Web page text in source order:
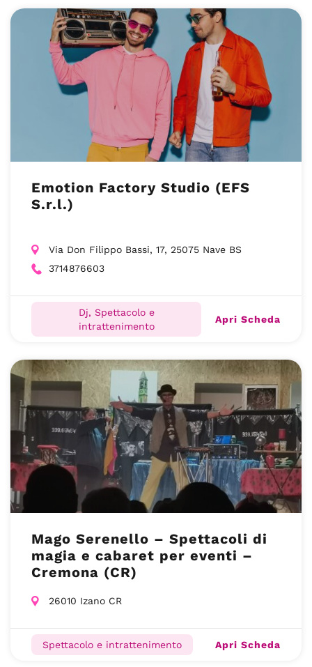
Emotion Factory Studio (EFS
S.r.l.)
Via Don Filippo Bassi, 17, 25075 Nave BS
3714876603
Dj, Spettacolo e
intrattenimento
Apri Scheda
Mago Serenello – Spettacoli di
magia e cabaret per eventi –
Cremona (CR)
26010 Izano CR
Spettacolo e intrattenimento Apri Scheda